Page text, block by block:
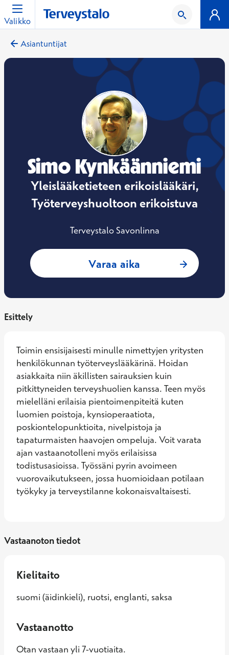
Valikko
Asiantuntijat
Simo Kynkäänniemi
Yleislääketieteen erikoislääkäri,
Työterveyshuoltoon erikoistuva
Terveystalo Savonlinna
Varaa aika : Simo
Esittely
Toimin ensisijaisesti minulle nimettyjen yritysten
henkilökunnan työterveyslääkärinä. Hoidan
asiakkaita niin äkillisten sairauksien kuin
pitkittyneiden terveyshuolien kanssa. Teen myös
mielelläni erilaisia pientoimenpiteitä kuten
luomien poistoja, kynsioperaatiota,
poskiontelopunktioita, nivelpistoja ja
tapaturmaisten haavojen ompeluja. Voit varata
ajan vastaanotolleni myös erilaisissa
todistusasioissa. Työssäni pyrin avoimeen
vuorovaikutukseen, jossa huomioidaan potilaan
työkyky ja terveystilanne kokonaisvaltaisesti.
Vastaanoton tiedot
Kielitaito
suomi (äidinkieli), ruotsi, englanti, saksa
Vastaanotto
Otan vastaan yli 7-vuotiaita.